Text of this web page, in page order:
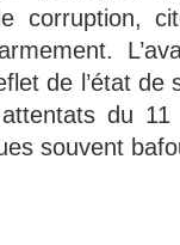
corruption,
de l’état
du
souvent